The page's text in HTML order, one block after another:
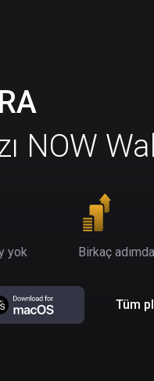
NOW
yok Birkaç adımda
Tüm